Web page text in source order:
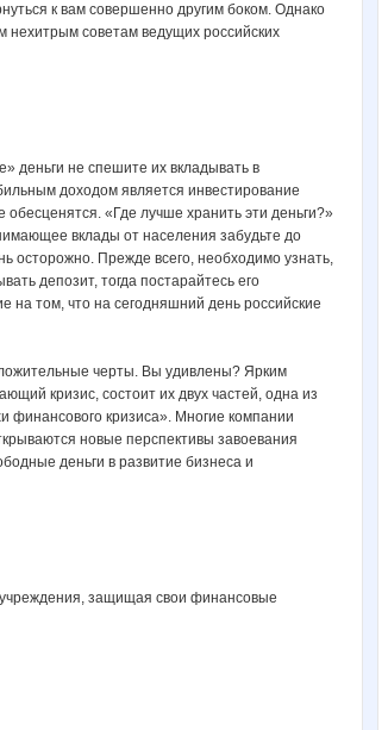
к вам совершенно другим боком. Однако
нехитрым советам ведущих российских
деньги не спешите их вкладывать в
доходом является инвестирование
«Где лучше хранить эти деньги?»
вклады от населения забудьте до
осторожно. Прежде всего, необходимо узнать,
депозит, тогда постарайтесь его
на том, что на сегодняшний день российские
черты. Вы удивлены? Ярким
кризис, состоит их двух частей, одна из
финансового кризиса». Многие компании
новые перспективы завоевания
деньги в развитие бизнеса и
учреждения, защищая свои финансовые